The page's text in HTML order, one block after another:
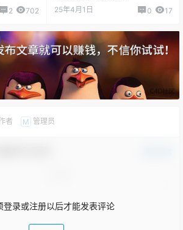
2 702 25年4月1日 0 17
者 M 管理员
登录或注册以后才能发表评论